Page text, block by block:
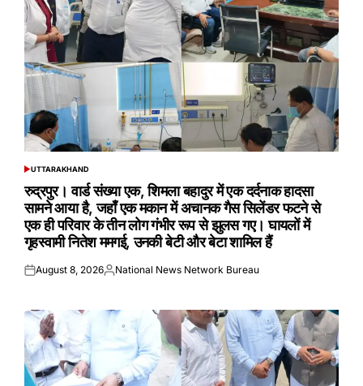
POSTED
UTTARAKHAND
रुद्रपुर। वार्ड संख्या एक, शिमला बहादुर में एक दर्दनाक हादसा
सामने आया है, जहाँ एक मकान में अचानक गैस सिलेंडर फटने से
एक ही परिवार के तीन लोग गंभीर रूप से झुलस गए। घायलों में
गृहस्वामी नितेश ममगई, उनकी बेटी और बेटा शामिल हैं
Posted
August 8, 2026Posted
National News Network Bureau